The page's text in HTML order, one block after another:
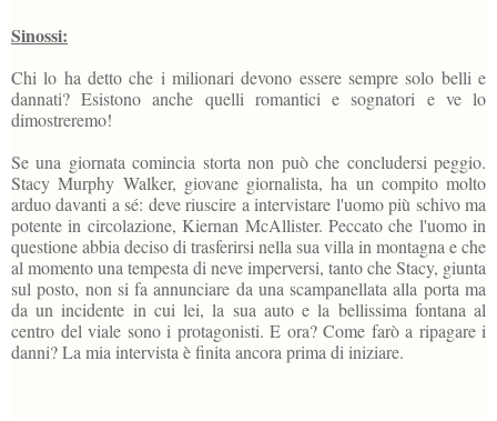
Sinossi:
Chi lo ha detto che i milionari devono essere sempre solo belli e
dannati? Esistono anche quelli romantici e sognatori e ve lo
dimostreremo!
Se una giornata comincia storta non può che concludersi peggio.
Stacy Murphy Walker, giovane giornalista, ha un compito molto
arduo davanti a sé: deve riuscire a intervistare l'uomo più schivo ma
potente in circolazione, Kiernan McAllister. Peccato che l'uomo in
questione abbia deciso di trasferirsi nella sua villa in montagna e che
al momento una tempesta di neve imperversi, tanto che Stacy, giunta
sul posto, non si fa annunciare da una scampanellata alla porta ma
da un incidente in cui lei, la sua auto e la bellissima fontana al
centro del viale sono i protagonisti. E ora? Come farò a ripagare i
danni? La mia intervista è finita ancora prima di iniziare.